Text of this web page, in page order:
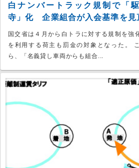
白ナンバートラック規制で「
寺」化 企業組合が入会基準を見
国交省は４月から白トラに対する規制を強
を利用する荷主も罰金の対象となった。
ら、「名義貸し車両からも組合...